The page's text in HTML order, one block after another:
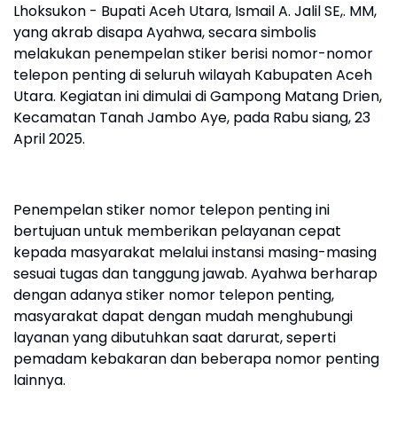
Lhoksukon - Bupati Aceh Utara, Ismail A. Jalil SE,. MM,
yang akrab disapa Ayahwa, secara simbolis
melakukan penempelan stiker berisi nomor-nomor
telepon penting di seluruh wilayah Kabupaten Aceh
Utara. Kegiatan ini dimulai di Gampong Matang Drien,
Kecamatan Tanah Jambo Aye, pada Rabu siang, 23
April 2025.
‎Penempelan stiker nomor telepon penting ini
bertujuan untuk memberikan pelayanan cepat
kepada masyarakat melalui instansi masing-masing
sesuai tugas dan tanggung jawab. Ayahwa berharap
dengan adanya stiker nomor telepon penting,
masyarakat dapat dengan mudah menghubungi
layanan yang dibutuhkan saat darurat, seperti
pemadam kebakaran dan beberapa nomor penting
lainnya.